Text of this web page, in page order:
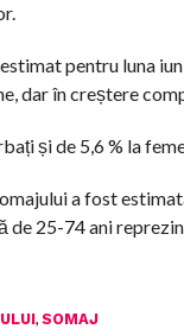
pentru luna
dar în creștere
și de 5,6 % la
a fost
25-74 ani
, SOMAJ